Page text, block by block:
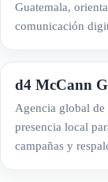
Guatemala,
comunicación
d4 McCann
Agencia global
presencia local
campañas y